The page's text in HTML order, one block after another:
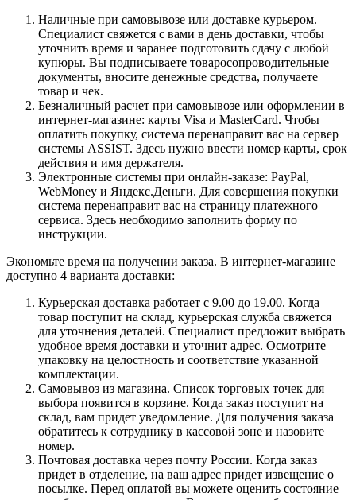
Наличные при самовывозе или доставке курьером.
Специалист свяжется с вами в день доставки, чтобы
уточнить время и заранее подготовить сдачу с любой
купюры. Вы подписываете товаросопроводительные
документы, вносите денежные средства, получаете
товар и чек.
Безналичный расчет при самовывозе или оформлении в
интернет-магазине: карты Visa и MasterCard. Чтобы
оплатить покупку, система перенаправит вас на сервер
системы ASSIST. Здесь нужно ввести номер карты, срок
действия и имя держателя.
Электронные системы при онлайн-заказе: PayPal,
WebMoney и Яндекс.Деньги. Для совершения покупки
система перенаправит вас на страницу платежного
сервиса. Здесь необходимо заполнить форму по
инструкции.
Экономьте время на получении заказа. В интернет-магазине
доступно 4 варианта доставки:
Курьерская доставка работает с 9.00 до 19.00. Когда
товар поступит на склад, курьерская служба свяжется
для уточнения деталей. Специалист предложит выбрать
удобное время доставки и уточнит адрес. Осмотрите
упаковку на целостность и соответствие указанной
комплектации.
Самовывоз из магазина. Список торговых точек для
выбора появится в корзине. Когда заказ поступит на
склад, вам придет уведомление. Для получения заказа
обратитесь к сотруднику в кассовой зоне и назовите
номер.
Почтовая доставка через почту России. Когда заказ
придет в отделение, на ваш адрес придет извещение о
посылке. Перед оплатой вы можете оценить состояние